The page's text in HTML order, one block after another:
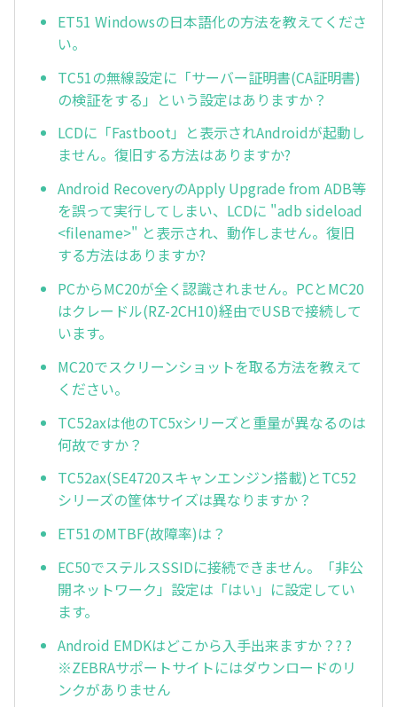
ET51 Windowsの日本語化の方法を教えてくださ
い。
TC51の無線設定に「サーバー証明書(CA証明書)
の検証をする」という設定はありますか？
LCDに「Fastboot」と表示されAndroidが起動し
ません。復旧する方法はありますか?
Android RecoveryのApply Upgrade from ADB等
を誤って実行してしまい、LCDに "adb sideload
<filename>" と表示され、動作しません。復旧
する方法はありますか?
PCからMC20が全く認識されません。PCとMC20
はクレードル(RZ-2CH10)経由でUSBで接続して
います。
MC20でスクリーンショットを取る方法を教えて
ください。
TC52axは他のTC5xシリーズと重量が異なるのは
何故ですか？
TC52ax(SE4720スキャンエンジン搭載)とTC52
シリーズの筐体サイズは異なりますか？
ET51のMTBF(故障率)は？
EC50でステルスSSIDに接続できません。「非公
開ネットワーク」設定は「はい」に設定してい
ます。
Android EMDKはどこから入手出来ますか？? ?
※ZEBRAサポートサイトにはダウンロードのリ
ンクがありません